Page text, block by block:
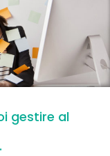
gestire al